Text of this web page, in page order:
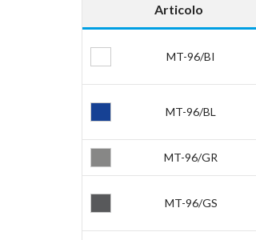
Articolo
MT-96/BI
MT-96/BL
MT-96/GR
MT-96/GS